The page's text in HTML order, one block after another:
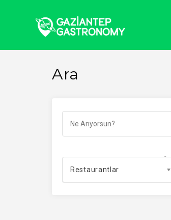
Ara
Restaurantlar